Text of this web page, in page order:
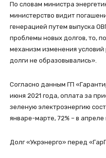
По словам министра
министерство видит
генерацией путем выпуска
проблемы новых долгов, то,
механизм изменения
долги не образовывались».
Согласно данным ГП
июня 2021 года, оплата за
зеленую электроэнергию
январе-марте, 72% – в апреле
Долг «Укрэнерго» перед